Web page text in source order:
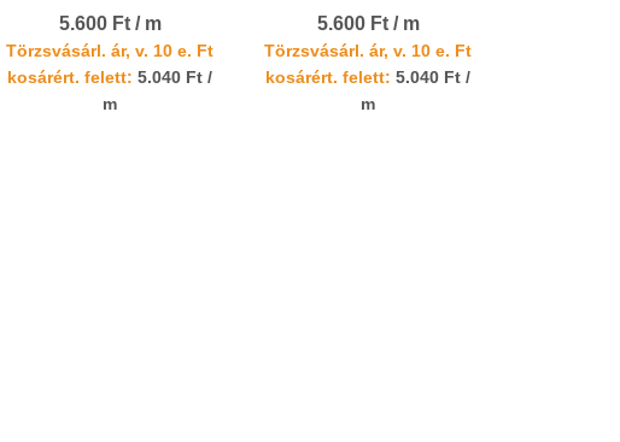
5.600 Ft / m
Törzsvásárl. ár, v. 10 e. Ft
kosárért. felett: 5.040 Ft /
m
5.600 Ft / m
Törzsvásárl. ár, v. 10 e. Ft
kosárért. felett: 5.040 Ft /
m